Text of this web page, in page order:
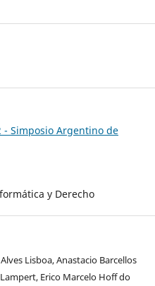
- Simposio Argentino de
y Derecho
Lisboa, Anastacio Barcellos
Erico Marcelo Hoff do